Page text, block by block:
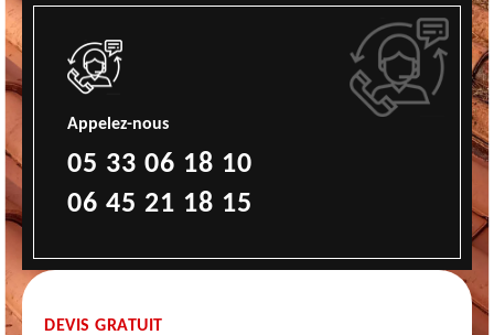
Appelez-nous
05 33 06 18 10
06 45 21 18 15
DEVIS GRATUIT